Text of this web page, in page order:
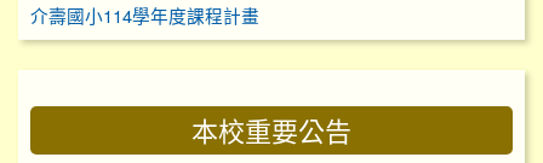
介壽國小114學年度課程計畫
本校重要公告